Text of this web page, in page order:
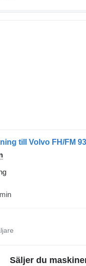
till Volvo FH/FM
Säljer du